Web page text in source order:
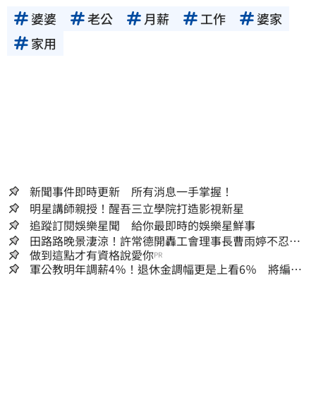
婆婆 老公 月薪 工作
婆家
家用
新聞事件即時更新 所有消息一手掌握！
明星講師親授！醒吾三立學院打造影視新星
追蹤訂閱娛樂星聞 給你最即時的娛樂星鮮事
田路路晚景淒涼！許常德開轟工會理事長曹雨婷不忍
了：別只包紅包慰問
做到這點才有資格說愛你PR
軍公教明年調薪4％！退休金調幅更是上看6％ 將編入